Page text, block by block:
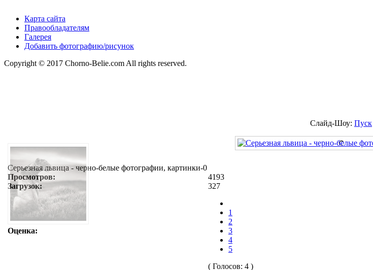
Карта сайта
Правообладателям
Галерея
Добавить фотографию/рисунок
Copyright © 2017 Chorno-Belie.com All rights reserved.
Слайд-Шоу: Пуск
Серьезная львица - черно-белые фотографии, картинки-0
Просмотров:
4193
Загрузок:
327
Оценка:
1
2
3
4
5
( Голосов: 4 )